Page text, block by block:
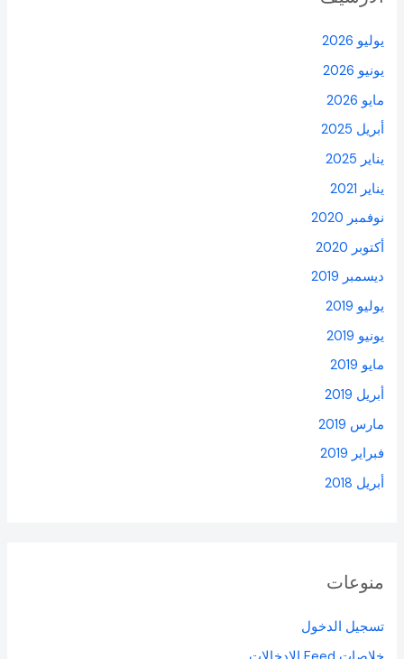
يوليو 2026
يونيو 2026
مايو 2026
أبريل 2025
يناير 2025
يناير 2021
نوفمبر 2020
أكتوبر 2020
ديسمبر 2019
يوليو 2019
يونيو 2019
مايو 2019
أبريل 2019
مارس 2019
فبراير 2019
أبريل 2018
منوعات
تسجيل الدخول